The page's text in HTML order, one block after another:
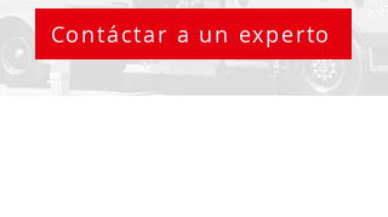
Contáctar a un experto